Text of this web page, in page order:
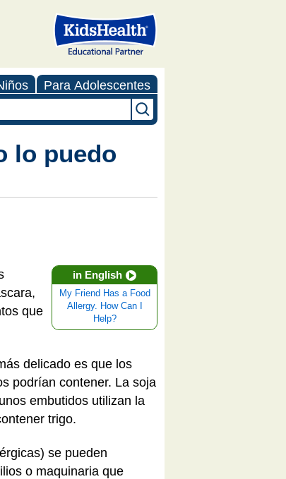
Para Adolescentes
lo puedo
in English
My Friend Has a Food
Allergy. How Can I
Help?
que
delicado es que los
podrían contener. La soja
embutidos utilizan la
trigo.
se pueden
o maquinaria que